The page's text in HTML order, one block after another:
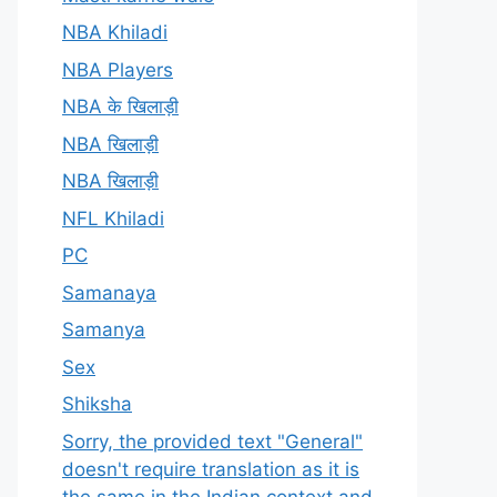
NBA Khiladi
NBA Players
NBA के खिलाड़ी
NBA खिलाड़ी
NBA खिलाड़ी
NFL Khiladi
PC
Samanaya
Samanya
Sex
Shiksha
Sorry, the provided text "General"
doesn't require translation as it is